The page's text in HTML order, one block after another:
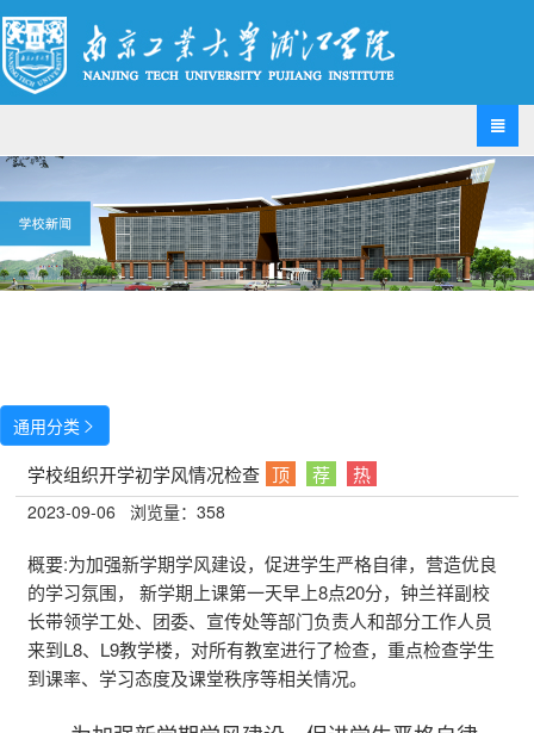

通用分类 
顶 荐 热
学校组织开学初学风情况检查
2023-09-06 浏览量：358
概要:为加强新学期学风建设，促进学生严格自律，营造优良
的学习氛围， 新学期上课第一天早上8点20分，钟兰祥副校
长带领学工处、团委、宣传处等部门负责人和部分工作人员
来到L8、L9教学楼，对所有教室进行了检查，重点检查学生
到课率、学习态度及课堂秩序等相关情况。